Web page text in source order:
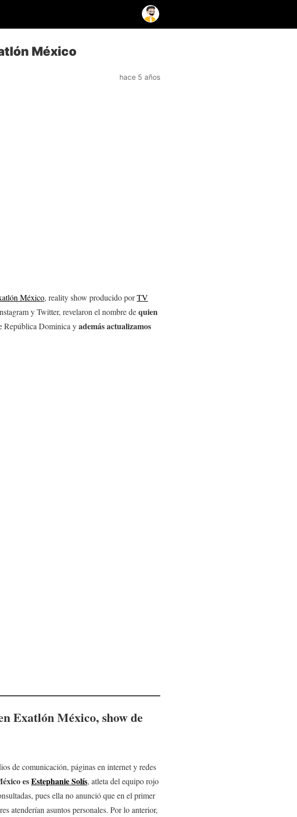
México
hace 5 años
México, reality show producido porTV
y Twitter, revelaron el nombre dequien
República Dominica yademás actualizamos
ExatlónMéxico, show de
de comunicación, páginas en internet y redes
esEstephanie Solís, atleta del equipo rojo
pues ella no anunció que en el primer
atenderían asuntos personales. Por lo anterior,